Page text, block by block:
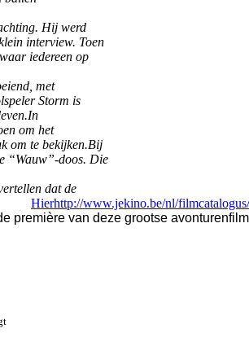
Hij werd
interview. Toen
iedereen op
met
Storm is
In
om het
om te bekijken.Bij
“Wauw”-doos. Die
dat de
Hierhttp://www.jekino.be/nl/
première van deze grootse